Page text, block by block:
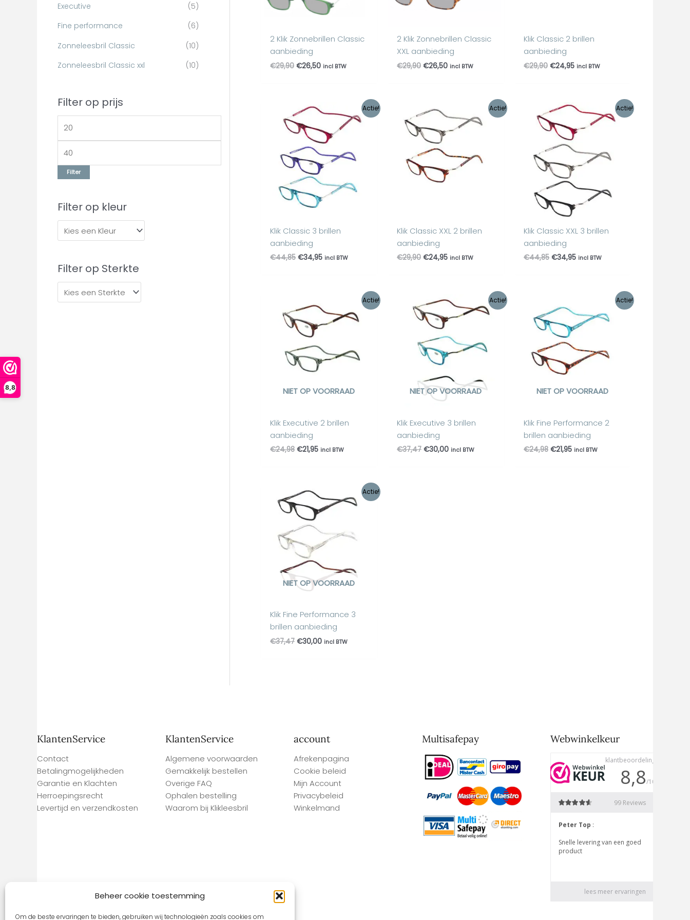
8,8
Beheer cookie toestemming
Om de beste ervaringen te bieden, gebruiken wij technologieën zoals cookies om
rExecutive
(5)
Fine performance
(6)
Zonneleesbril Classic
(10)
Zonneleesbril Classic xxl
(10)
Filter op prijs
Filter
Filter op kleur
Filter op Sterkte
2 Klik Zonnebrillen Classic
aanbieding
€29,90 €26,50 incl BTW
2 Klik Zonnebrillen Classic
XXL aanbieding
€29,90 €26,50 incl BTW
Klik Classic 2 brillen
aanbieding
€29,90 €24,95 incl BTW
Actie!
Klik Classic 3 brillen
aanbieding
€44,85
Oorspronkelijke
prijs
was:
€44,85.
€34,95
prijs
€34,95.
incl BTW
Actie!
Klik Classic XXL 2 brillen
aanbieding
€29,90
prijs
€29,90.
€24,95
prijs
€24,95.
incl BTW
Actie!
Klik Classic XXL 3 brillen
aanbieding
€44,85
Oorspronkelijke
prijs
was:
€44,85.
€34,95
Huidige
prijs
€34,95.
incl BTW
Actie!
NIET OP VOORRAAD
Klik Executive 2 brillen
aanbieding
€24,98
prijs
€24,98.
€21,95
prijs
is:
€21,95.
incl BTW
Actie!
NIET OP VOORRAAD
Klik Executive 3 brillen
aanbieding
€37,47
Oorspronkelijke
prijs
was:
€37,47.
€30,00
Huidige
prijs
is:
€30,00.
incl BTW
Actie!
NIET OP VOORRAAD
Klik Fine Performance 2
brillen aanbieding
€24,98
prijs
was:
€24,98.
€21,95
is:
€21,95.
incl BTW
Actie!
NIET OP VOORRAAD
Klik Fine Performance 3
brillen aanbieding
€37,47
Oorspronkelijke
prijs
was:
€37,47.
€30,00
prijs
is:
incl BTW
KlantenService
Contact
Betalingmogelijkheden
Garantie en Klachten
Herroepingsrecht
Levertijd en verzendkosten
KlantenService
Algemene voorwaarden
Gemakkelijk bestellen
Overige FAQ
Ophalen bestelling
Waarom bij Klikleesbril
account
Afrekenpagina
Cookie beleid
Mijn Account
Privacybeleid
Winkelmand
Multisafepay Webwinkelkeur